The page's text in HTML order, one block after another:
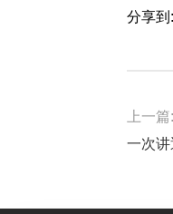
分享到:
上一篇: